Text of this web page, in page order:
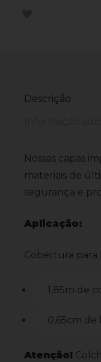
Descrição
Nossas capas
materiais de
segurança e
Aplicação:
Cobertura para
1,85m de
0,65cm de
Atenção!